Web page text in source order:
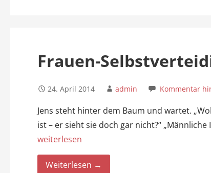
Frauen-
24. April 2014 admin Kommentar
Jens steht hinter dem Baum und wartet.
ist – er sieht sie doch gar nicht?“
weiterlesen
Weiterlesen →